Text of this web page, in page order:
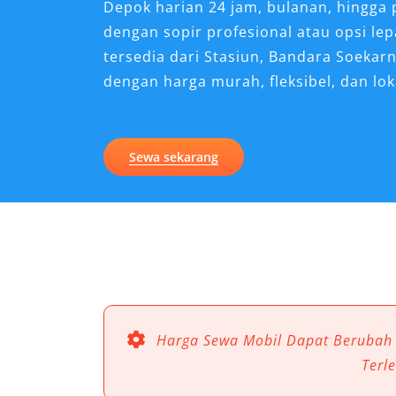
Depok harian 24 jam, bulanan,
dengan sopir profesional atau opsi
tersedia dari Stasiun, Bandara
dengan harga murah, fleksibel, dan
Perjalanan di Depok?
mobil Camry Depok. Mobil sedan
keamanan, dan kenyamanan saat
pribadi.
Layanan rental mobil Camry Depok
Sewa sekarang
Harga Sewa Mobil Dapat